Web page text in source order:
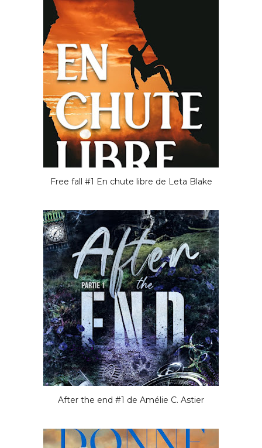
Free fall #1 En chute libre de Leta Blake
After the end #1 de Amélie C. Astier